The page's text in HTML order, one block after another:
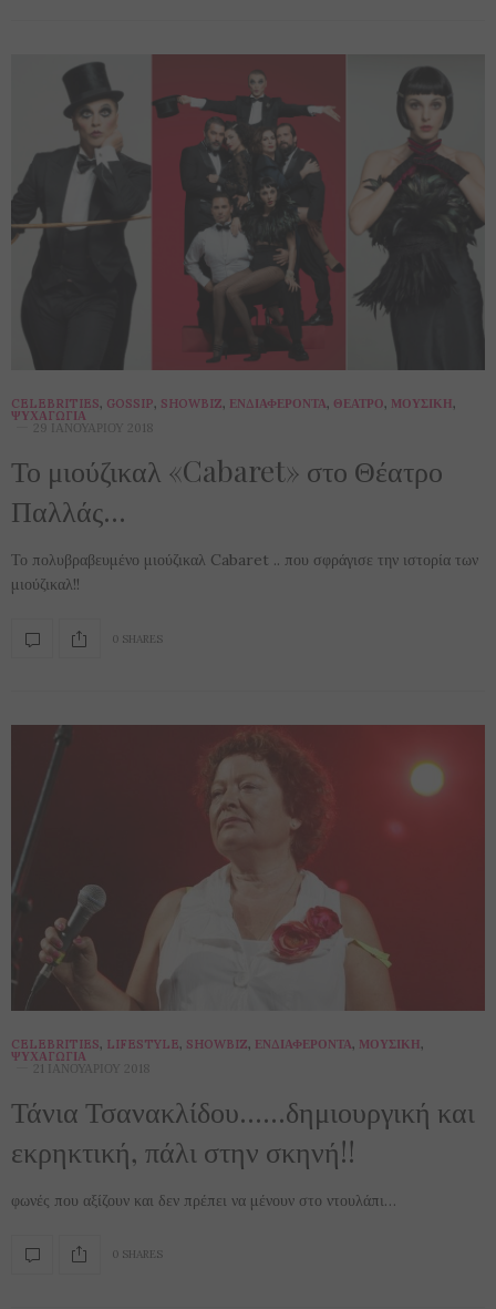
CELEBRITIES, GOSSIP, SHOWBIZ, ΕΝΔΙΑΦΈΡΟΝΤΑ, ΘΈΑΤΡΟ, ΜΟΥΣΙΚΉ,
ΨΥΧΑΓΩΓΊΑ
29 ΙΑΝΟΥΑΡΊΟΥ 2018
Το μιούζικαλ «Cabaret» στο Θέατρο
Παλλάς…
Το πολυβραβευμένο μιούζικαλ Cabaret .. που σφράγισε την ιστορία των
μιούζικαλ!!
0 SHARES
CELEBRITIES, LIFESTYLE, SHOWBIZ, ΕΝΔΙΑΦΈΡΟΝΤΑ, ΜΟΥΣΙΚΉ,
ΨΥΧΑΓΩΓΊΑ
21 ΙΑΝΟΥΑΡΊΟΥ 2018
Τάνια Τσανακλίδου……δημιουργική και
εκρηκτική, πάλι στην σκηνή!!
φωνές που αξίζουν και δεν πρέπει να μένουν στο ντουλάπι…
0 SHARES